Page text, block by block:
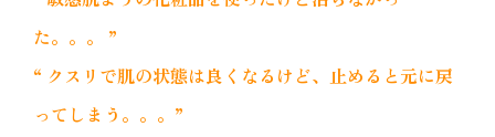
た。。。 ”
“ クスリで肌の状態は良くなるけど、止めると元に戻
ってしまう。。。”